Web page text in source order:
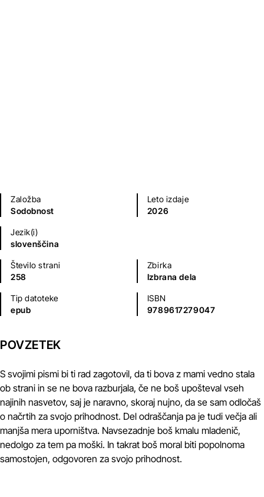
Založba
Sodobnost
Leto izdaje
2026
Jezik(i)
slovenščina
Število strani
258
Zbirka
Izbrana dela
Tip datoteke
epub
ISBN
9789617279047
POVZETEK
S svojimi pismi bi ti rad zagotovil, da ti bova z mami vedno stala
ob strani in se ne bova razburjala, če ne boš upošteval vseh
najinih nasvetov, saj je naravno, skoraj nujno, da se sam odločaš
o načrtih za svojo prihodnost. Del odraščanja pa je tudi večja ali
manjša mera uporništva. Navsezadnje boš kmalu mladenič,
nedolgo za tem pa moški. In takrat boš moral biti popolnoma
samostojen, odgovoren za svojo prihodnost.